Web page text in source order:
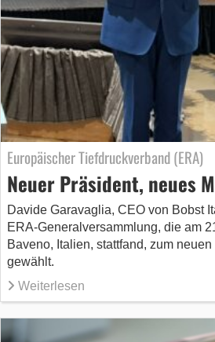
Europäischer Tiefdruckverband (ERA)
Neuer Präsident, neues
Davide Garavaglia, CEO von Bobst
ERA-Generalversammlung, die am
Baveno, Italien, stattfand, zum
gewählt.
Weiterlesen